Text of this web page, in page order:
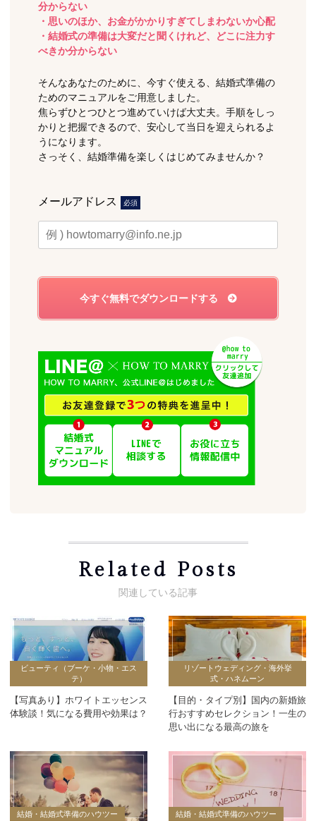
分からない
・思いのほか、お金がかかりすぎてしまわないか心配
・結婚式の準備は大変だと聞くけれど、どこに注力す
べきか分からない
そんなあなたのために、今すぐ使える、結婚式準備の
ためのマニュアルをご用意しました。
焦らずひとつひとつ進めていけば大丈夫。手順をしっ
かりと把握できるので、安心して当日を迎えられるよ
うになります。
さっそく、結婚準備を楽しくはじめてみませんか？
メールアドレス 必須
Related Posts
ビューティ（ブーケ・小物・エス
テ）
【写真あり】ホワイトエッセンス
体験談！気になる費用や効果は？
リゾートウェディング・海外挙
式・ハネムーン
【目的・タイプ別】国内の新婚旅
行おすすめセレクション！一生の
思い出になる最高の旅を
結婚・結婚式準備のハウツー 結婚・結婚式準備のハウツー